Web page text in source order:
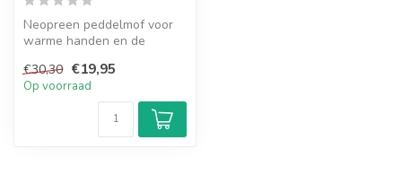
Neopreen peddelmof voor
warme handen en de
€30,30 €19,95
Op voorraad